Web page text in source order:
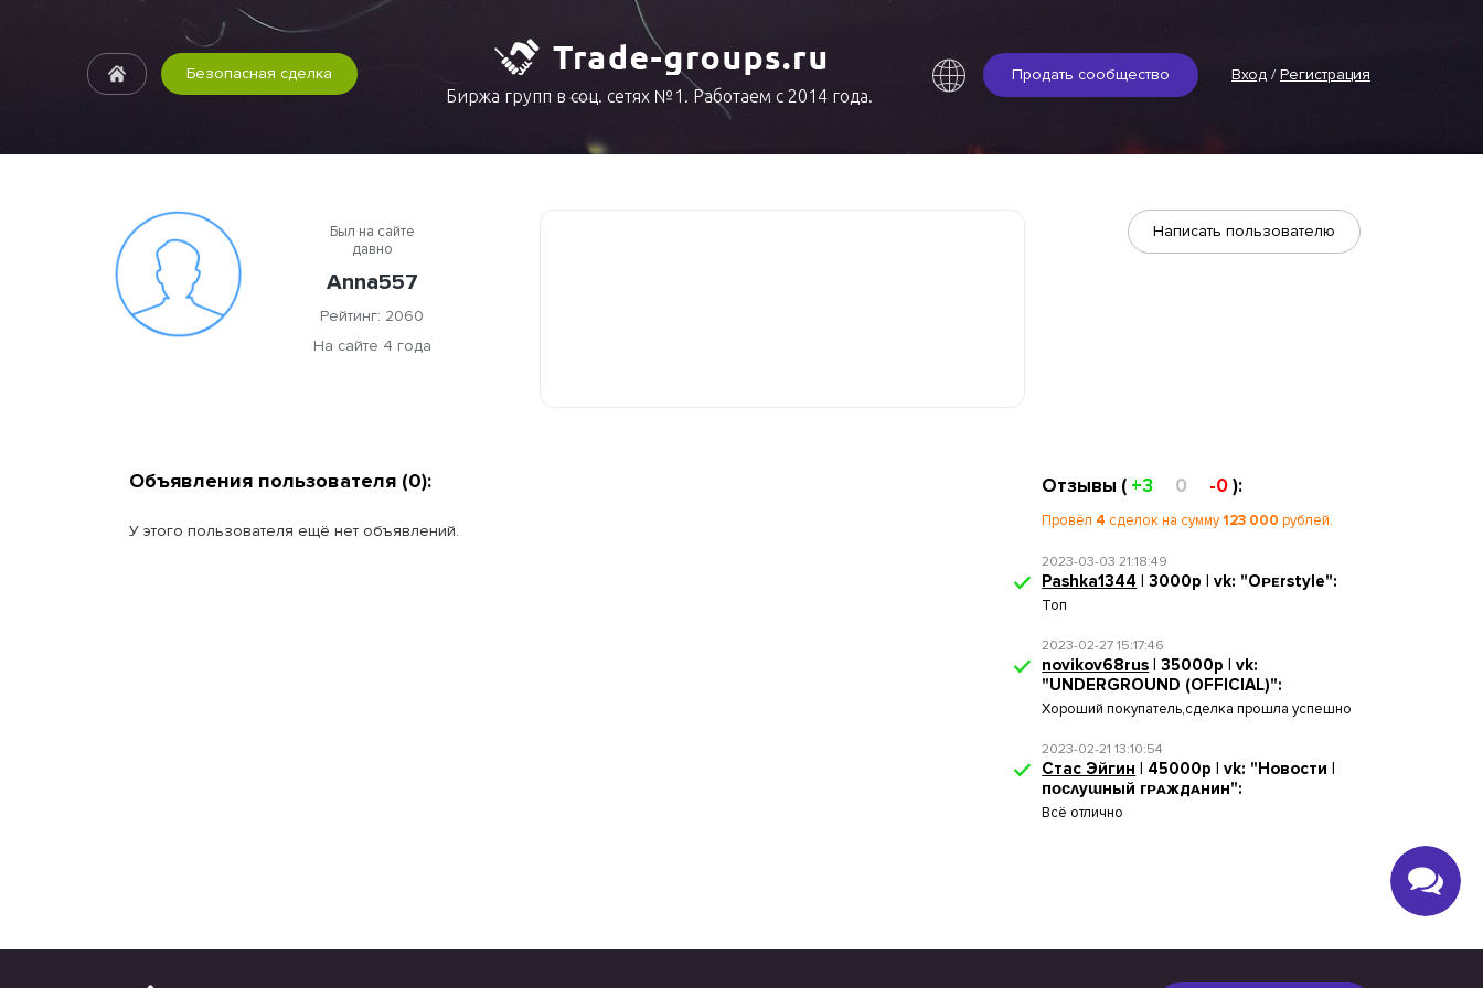
Продать сообщество Вход / Регистрация
Безопасная сделка
Биржа групп в соц. сетях №1. Работаем с 2014 года.
Был на сайте
давно
Anna557
Рейтинг: 2060
На сайте 4 года
Написать пользователю
Объявления пользователя (0):
У этого пользователя ещё нет объявлений.
Отзывы ( +3 0 -0):
Провёл 4 сделок на сумму123 000 рублей.
2023-03-03 21:18:49
Pashka1344 | 3000р | vk: "Oᴘᴇrstyle":
Топ
2023-02-27 15:17:46
novikov68rus | 35000р | vk:
"UNDERGROUND (OFFICIAL)":
Хороший покупатель,сделка прошла успешно
2023-02-21 13:10:54
Стас Эйгин | 45000р | vk: "Новости |
ᴨᴏᴄᴧуɯный ᴦᴩᴀждᴀнин":
Всё отлично